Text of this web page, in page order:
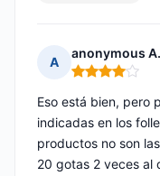
A
anonymous A.
Nota: 4 de 5
Eso está bien, pero
indicadas en los
productos no son
20 gotas 2 veces al